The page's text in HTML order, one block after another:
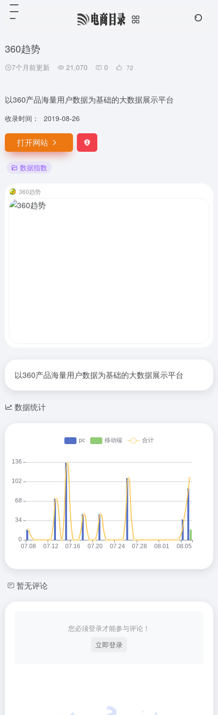
360趋势
7个月前更新 21,070 0 72
以360产品海量用户数据为基础的大数据展示平台
收录时间： 2019-08-26
打开网站
数据指数
360趋势
以360产品海量用户数据为基础的大数据展示平台
数据统计
暂无评论
您必须登录才能参与评论！
立即登录